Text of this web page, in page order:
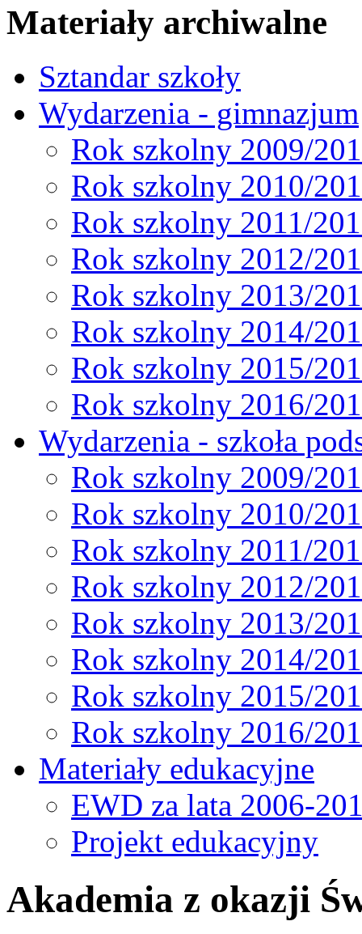
Materiały archiwalne
Sztandar szkoły
Wydarzenia - gimnazjum
Rok szkolny 2009/
Rok szkolny 2010/
Rok szkolny 2011/
Rok szkolny 2012/
Rok szkolny 2013/
Rok szkolny 2014/
Rok szkolny 2015/
Rok szkolny 2016/
Wydarzenia - szkoła
Rok szkolny 2009/
Rok szkolny 2010/
Rok szkolny 2011/
Rok szkolny 2012/
Rok szkolny 2013/
Rok szkolny 2014/
Rok szkolny 2015/
Rok szkolny 2016/
Materiały edukacyjne
EWD za lata 2006-
Projekt edukacyjny
Akademia z okazji